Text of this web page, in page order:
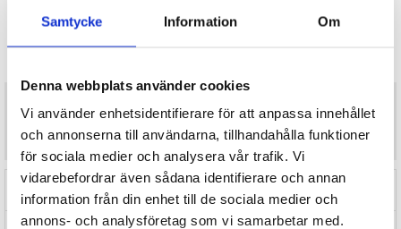
Samtycke Information Om
Denna webbplats använder cookies
Vi använder enhetsidentifierare för att anpassa innehållet
och annonserna till användarna, tillhandahålla funktioner
för sociala medier och analysera vår trafik. Vi
vidarebefordrar även sådana identifierare och annan
information från din enhet till de sociala medier och
annons- och analysföretag som vi samarbetar med.
BEVAKA
Tillfälligt Slut
Mått: ca 14 cm
CE-märkt
RECENSIONER (0)